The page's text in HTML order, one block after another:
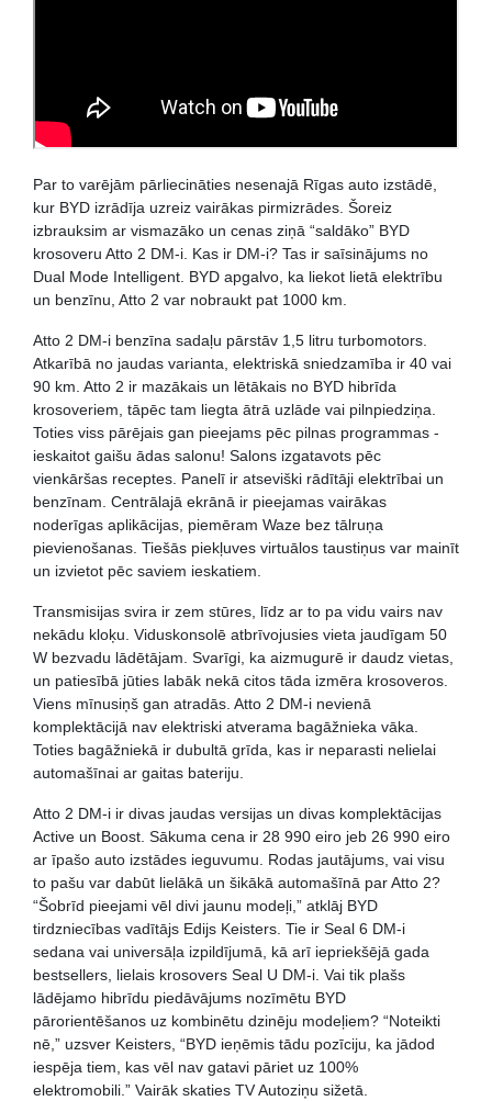
Par to varējām pārliecināties nesenajā Rīgas auto izstādē,
kur BYD izrādīja uzreiz vairākas pirmizrādes. Šoreiz
izbrauksim ar vismazāko un cenas ziņā “saldāko” BYD
krosoveru Atto 2 DM-i. Kas ir DM-i? Tas ir saīsinājums no
Dual Mode Intelligent. BYD apgalvo, ka liekot lietā elektrību
un benzīnu, Atto 2 var nobraukt pat 1000 km.
Atto 2 DM-i benzīna sadaļu pārstāv 1,5 litru turbomotors.
Atkarībā no jaudas varianta, elektriskā sniedzamība ir 40 vai
90 km. Atto 2 ir mazākais un lētākais no BYD hibrīda
krosoveriem, tāpēc tam liegta ātrā uzlāde vai pilnpiedziņa.
Toties viss pārējais gan pieejams pēc pilnas programmas -
ieskaitot gaišu ādas salonu! Salons izgatavots pēc
vienkāršas receptes. Panelī ir atseviški rādītāji elektrībai un
benzīnam. Centrālajā ekrānā ir pieejamas vairākas
noderīgas aplikācijas, piemēram Waze bez tālruņa
pievienošanas. Tiešās piekļuves virtuālos taustiņus var mainīt
un izvietot pēc saviem ieskatiem.
Transmisijas svira ir zem stūres, līdz ar to pa vidu vairs nav
nekādu kloķu. Viduskonsolē atbrīvojusies vieta jaudīgam 50
W bezvadu lādētājam. Svarīgi, ka aizmugurē ir daudz vietas,
un patiesībā jūties labāk nekā citos tāda izmēra krosoveros.
Viens mīnusiņš gan atradās. Atto 2 DM-i nevienā
komplektācijā nav elektriski atverama bagāžnieka vāka.
Toties bagāžniekā ir dubultā grīda, kas ir neparasti nelielai
automašīnai ar gaitas bateriju.
Atto 2 DM-i ir divas jaudas versijas un divas komplektācijas
Active un Boost. Sākuma cena ir 28 990 eiro jeb 26 990 eiro
ar īpašo auto izstādes ieguvumu. Rodas jautājums, vai visu
to pašu var dabūt lielākā un šikākā automašīnā par Atto 2?
“Šobrīd pieejami vēl divi jaunu modeļi,” atklāj BYD
tirdzniecības vadītājs Edijs Keisters. Tie ir Seal 6 DM-i
sedana vai universāļa izpildījumā, kā arī iepriekšējā gada
bestsellers, lielais krosovers Seal U DM-i. Vai tik plašs
lādējamo hibrīdu piedāvājums nozīmētu BYD
pārorientēšanos uz kombinētu dzinēju modeļiem? “Noteikti
nē,” uzsver Keisters, “BYD ieņēmis tādu pozīciju, ka jādod
iespēja tiem, kas vēl nav gatavi pāriet uz 100%
elektromobili.” Vairāk skaties TV Autoziņu sižetā.